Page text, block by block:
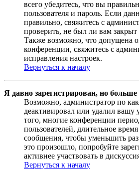
всего убедитесь, что вы
пользователя и пароль. Если
правильно, свяжитесь с
проверить, не был ли вам
Также возможно, что допущена
конференции, свяжитесь с
исправления настроек.
Вернуться к началу
Я давно зарегистрирован, но
Возможно, администратор по
деактивировал или удалил вашу
того, многие конференции
пользователей, длительное
сообщения, чтобы уменьшить
это произошло, попробуйте
активнее участвовать в
Вернуться к началу